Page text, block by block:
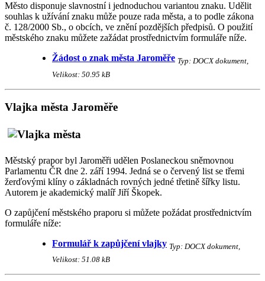
Město disponuje slavnostní i jednoduchou variantou znaku. Udělit
souhlas k užívání znaku může pouze rada města, a to podle zákona
č. 128/2000 Sb., o obcích, ve znění pozdějších předpisů. O použití
městského znaku můžete zažádat prostřednictvím formuláře níže.
Žádost o znak města Jaroměře Typ: DOCX dokument,
Velikost: 50.95 kB
Vlajka města Jaroměře
Městský prapor byl Jaroměři udělen Poslaneckou sněmovnou
Parlamentu ČR dne 2. září 1994. Jedná se o červený list se třemi
žerďovými klíny o základnách rovných jedné třetině šířky listu.
Autorem je akademický malíř Jiří Škopek.
O zapůjčení městského praporu si můžete požádat prostřednictvím
formuláře níže:
Formulář k zapůjčení vlajky Typ: DOCX dokument,
Velikost: 51.08 kB